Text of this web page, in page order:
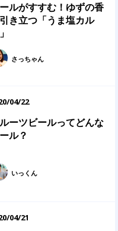
ルがすすむ！ゆずの香
き立つ「うま塩カル
さっちゃん
04/22
ーツビールってどんな
ル？
いっくん
04/21